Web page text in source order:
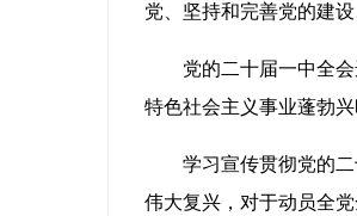
党、坚持和完善党的建
党的二十届一中全会
特色社会主义事业蓬勃兴
学习宣传贯彻党的二
伟大复兴，对于动员全